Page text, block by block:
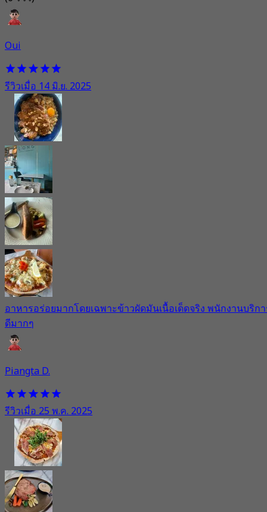
Oui
รีวิวเมื่อ 14 มิ.ย. 2025
อาหารอร่อยมากโดยเฉพาะข้าวผัดมันเนื้อเด็ดจริง พนักงานบริก
ดีมากๆ
Piangta D.
รีวิวเมื่อ 25 พ.ค. 2025